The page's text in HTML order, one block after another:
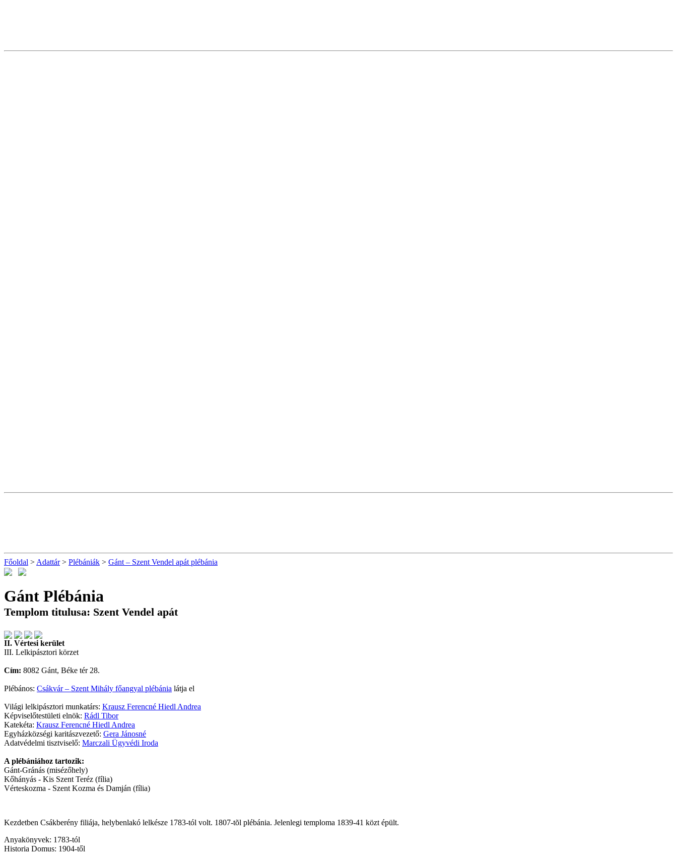
Főoldal > Adattár> Plébániák > Gánt – Szent Vendel apát plébánia
Gánt Plébánia
Templom titulusa: Szent Vendel apát
II. Vértesi kerület
III. Lelkipásztori körzet
Cím: 8082 Gánt, Béke tér 28.
Plébános: Csákvár – Szent Mihály főangyal plébánia látja el
Világi lelkipásztori munkatárs: Krausz Ferencné Hiedl Andrea
Képviselőtestületi elnök: Rádl Tibor
Katekéta: Krausz Ferencné Hiedl Andrea
Egyházközségi karitászvezető: Gera Jánosné
Adatvédelmi tisztviselő: Marczali Ügyvédi Iroda
A plébániához tartozik:
Gánt-Gránás (misézőhely)
Kőhányás - Kis Szent Teréz (fília)
Vérteskozma - Szent Kozma és Damján (fília)
Kezdetben Csákberény filiája, helybenlakó lelkésze 1783-tól volt. 1807-tõl plébánia. Jelenlegi temploma 1839-41 közt épült.
Anyakönyvek: 1783-tól
Historia Domus: 1904-től